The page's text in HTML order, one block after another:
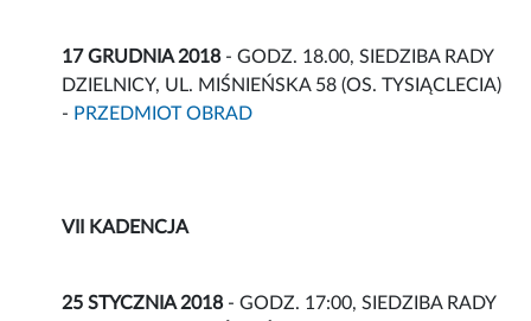
17 GRUDNIA 2018 - GODZ. 18.00, SIEDZIBA RADY
DZIELNICY, UL. MIŚNIEŃSKA 58 (OS. TYSIĄCLECIA)
- PRZEDMIOT OBRAD
VII KADENCJA
25 STYCZNIA 2018 - GODZ. 17:00, SIEDZIBA RADY